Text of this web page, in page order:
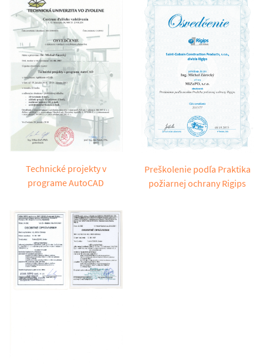
Technické projekty v
programe AutoCAD
Preškolenie podľa Praktika
požiarnej ochrany Rigips